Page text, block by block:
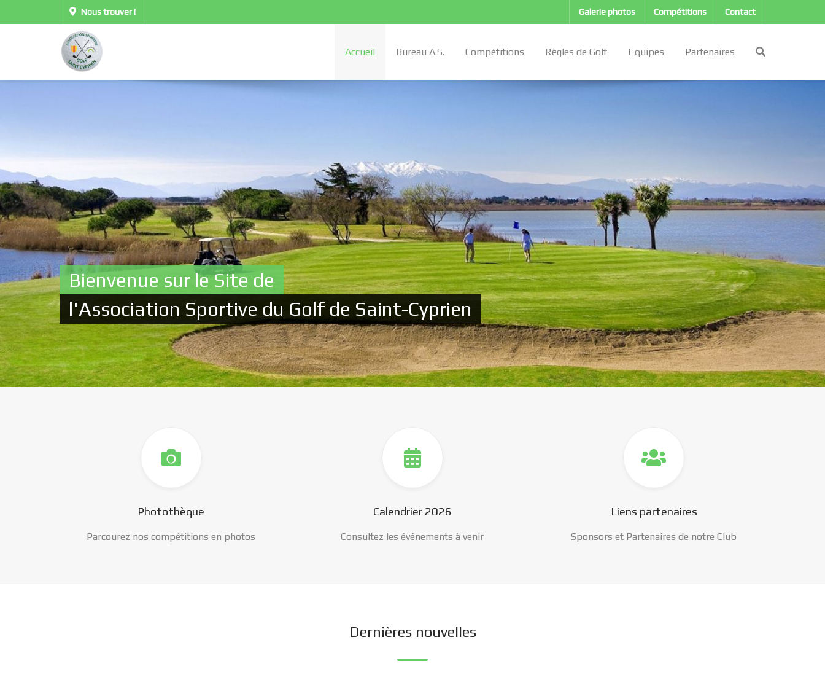
Nous trouver ! Galerie photos Compétitions Contact
Accueil Bureau A.S. Compétitions Règles de Golf Equipes Partenaires
Bienvenue sur le Site de
l'Association Sportive du Golf de Saint-Cyprien
Photothèque
Parcourez nos compétitions en photos
Calendrier 2026
Consultez les événements à venir
Liens partenaires
Sponsors et Partenaires de notre Club
Dernières nouvelles